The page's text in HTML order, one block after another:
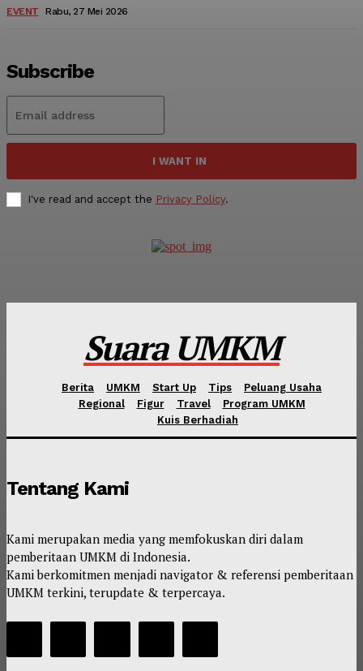
EVENT Rabu, 27 Mei 2026
Subscribe
I WANT IN
I've read and accept the Privacy Policy.
Suara UMKM
Berita UMKM Start Up Tips
Peluang Usaha
Regional
Figur Travel
Program UMKM
Kuis Berhadiah
Tentang Kami
Kami merupakan media yang memfokuskan diri dalam
pemberitaan UMKM di Indonesia.
Kami berkomitmen menjadi navigator & referensi pemberitaan
UMKM terkini, terupdate & terpercaya.